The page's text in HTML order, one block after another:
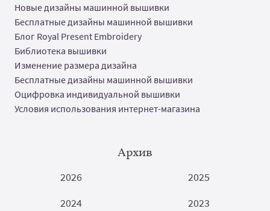
Новые дизайны машинной вышивки
Бесплатные дизайны машинной вышивки
Блог Royal Present Embroidery
Библиотека вышивки
Изменение размера дизайна
Бесплатные дизайны машинной вышивки
Оцифровка индивидуальной вышивки
Условия использования интернет-магазина
Архив
2026
2025
2024
2023